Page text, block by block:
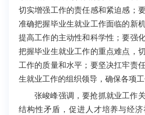
切实增强工作的责任感和紧迫感；
准确把握毕业生就业工作面临的新
提高工作的主动性和科学性；要强
把握毕业生就业工作的重点难点，
工作的质量和水平；要坚决扛牢责
生就业工作的组织领导，确保各项工
张峻峰强调，要抢抓就业工作
结构性矛盾，促进人才培养与经